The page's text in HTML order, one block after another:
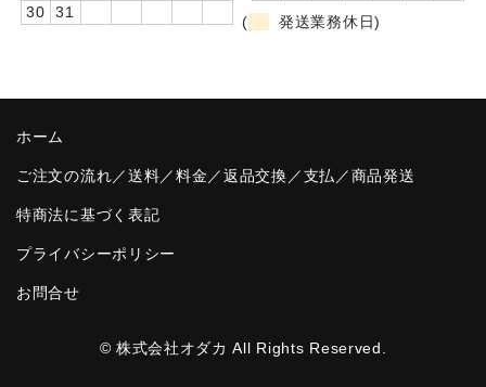
卒業記念品
ポケットウォッチ
目覚まし時計(集合)
温湿度計付目覚まし時計
制服メモリー
30
31
(
発送業務休日)
ホーム
ご注文の流れ／送料／料金／返品交換／支払／商品発送
特商法に基づく表記
プライバシーポリシー
お問合せ
© 株式会社オダカ All Rights Reserved.